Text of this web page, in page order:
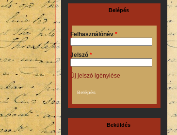
Belépés
Felhasználónév *
Jelszó *
Új jelszó igénylése
Beküldés